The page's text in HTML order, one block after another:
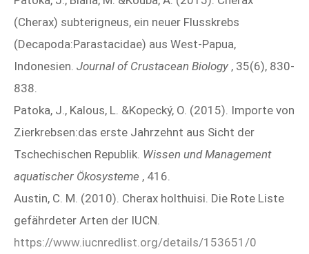
(Cherax) subterigneus, ein neuer Flusskrebs
(Decapoda:Parastacidae) aus West-Papua,
Indonesien. Journal of Crustacean Biology , 35(6), 830-
838.
Patoka, J., Kalous, L. &Kopecký, O. (2015). Importe von
Zierkrebsen:das erste Jahrzehnt aus Sicht der
Tschechischen Republik. Wissen und Management
aquatischer Ökosysteme , 416.
Austin, C. M. (2010). Cherax holthuisi. Die Rote Liste
gefährdeter Arten der IUCN.
https://www.iucnredlist.org/details/153651/0